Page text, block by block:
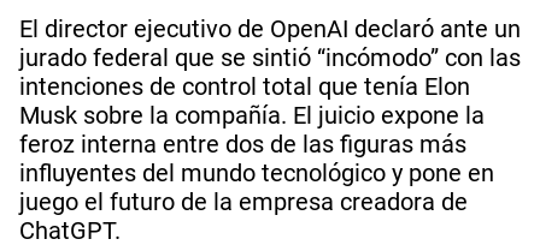
El director ejecutivo de OpenAI declaró ante un
jurado federal que se sintió “incómodo” con las
intenciones de control total que tenía Elon
Musk sobre la compañía. El juicio expone la
feroz interna entre dos de las figuras más
influyentes del mundo tecnológico y pone en
juego el futuro de la empresa creadora de
ChatGPT.